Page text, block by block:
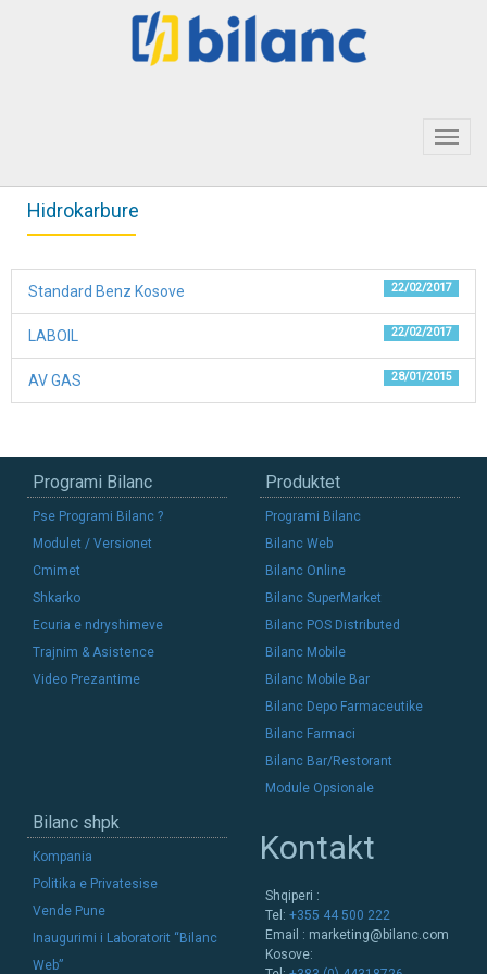
Hidrokarbure
Standard Benz Kosove 22/02/2017
LABOIL 22/02/2017
AV GAS 28/01/2015
Programi Bilanc
Pse Programi Bilanc ?
Modulet / Versionet
Cmimet
Shkarko
Ecuria e ndryshimeve
Trajnim & Asistence
Video Prezantime
Produktet
Programi Bilanc
Bilanc Web
Bilanc Online
Bilanc SuperMarket
Bilanc POS Distributed
Bilanc Mobile
Bilanc Mobile Bar
Bilanc Depo Farmaceutike
Bilanc Farmaci
Bilanc Bar/Restorant
Module Opsionale
Bilanc shpk
Kompania
Politika e Privatesise
Vende Pune
Inaugurimi i Laboratorit “Bilanc
Web”
Kontakt
Shqiperi :
Tel: +355 44 500 222
Email : marketing@bilanc.com
Kosove: